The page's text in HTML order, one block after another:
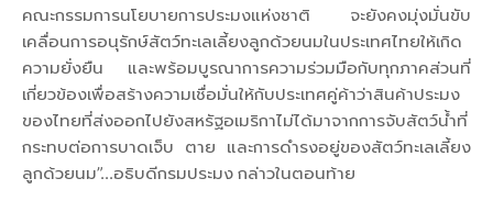
คณะกรรมการนโยบายการประมงแห่งชาติ จะยังคงมุ่งมั่นขับ
เคลื่อนการอนุรักษ์สัตว์ทะเลเลี้ยงลูกด้วยนมในประเทศไทยให้เกิด
ความยั่งยืน และพร้อมบูรณาการความร่วมมือกับทุกภาคส่วนที่
เกี่ยวข้องเพื่อสร้างความเชื่อมั่นให้กับประเทศคู่ค้าว่าสินค้าประมง
ของไทยที่ส่งออกไปยังสหรัฐอเมริกาไม่ได้มาจากการจับสัตว์น้ำที่
กระทบต่อการบาดเจ็บ ตาย และการดำรงอยู่ของสัตว์ทะเลเลี้ยง
ลูกด้วยนม”...อธิบดีกรมประมง กล่าวในตอนท้าย